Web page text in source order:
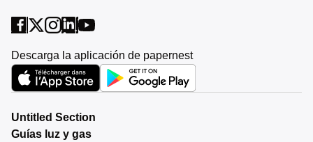
Descarga la aplicación de papernest
Untitled Section
Guías luz y gas